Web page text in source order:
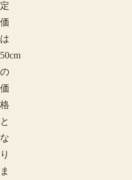
定
価
は
50cm
の
価
格
と
な
り
ま